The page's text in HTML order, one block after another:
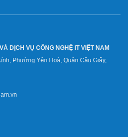
DỊCH VỤ CÔNG NGHỆ IT VIỆT NAM
Phường Yên Hoà, Quận Cầu Giấy,